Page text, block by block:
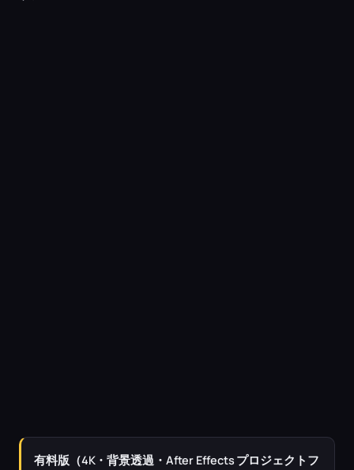
有料版（4K・背景透過・After Effects プロジェクトフ